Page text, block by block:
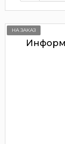
НА ЗАКАЗ